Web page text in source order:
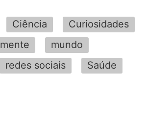
Ciência
Curiosidades
mente
mundo
redes sociais
Saúde